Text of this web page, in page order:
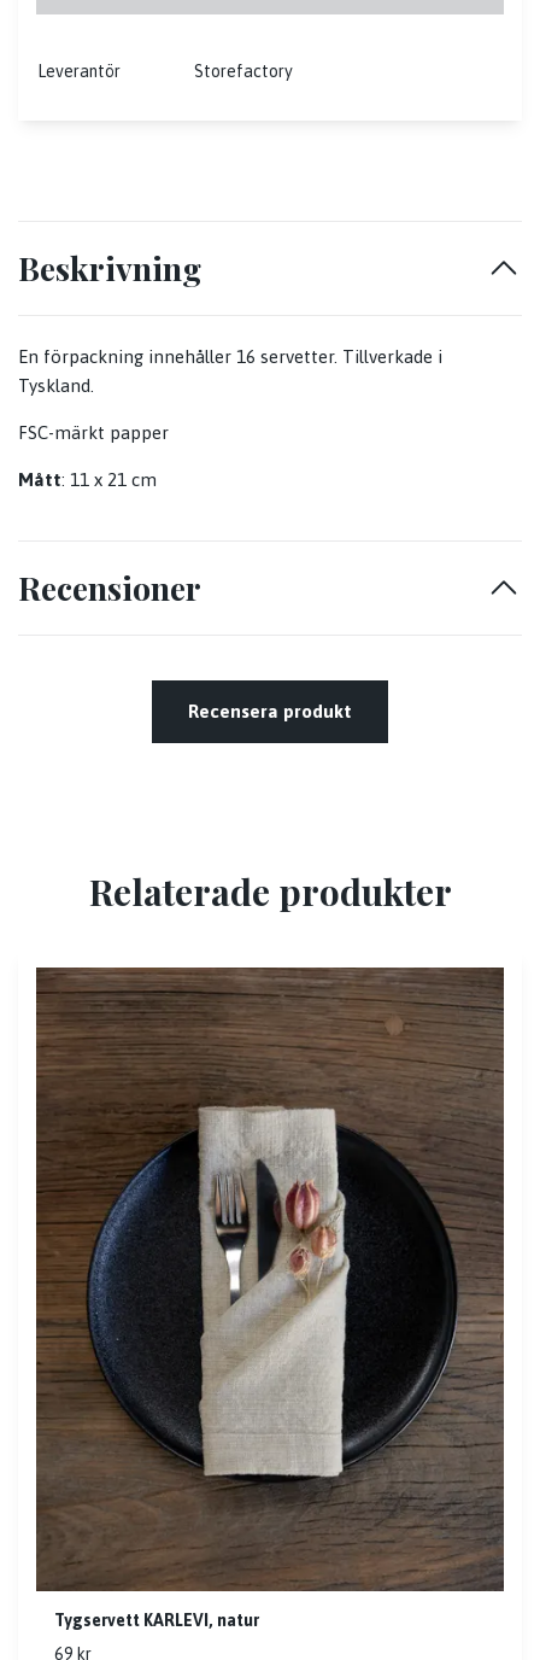
Leverantör Storefactory
Beskrivning
En förpackning innehåller 16 servetter. Tillverkade i
Tyskland.
FSC-märkt papper
Mått: 11 x 21 cm
Recensioner
Recensera produkt
Relaterade produkter
Tygservett KARLEVI, natur
69 kr